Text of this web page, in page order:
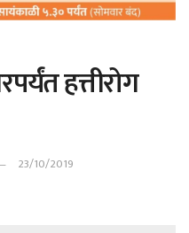
हत्तीरोग
23/10/2019